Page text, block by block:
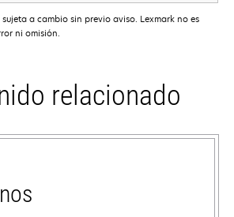
a cambio sin previo aviso. Lexmark no es
ni omisión.
relacionado